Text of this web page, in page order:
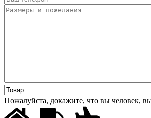
Пожалуйста, докажите, что вы человек,